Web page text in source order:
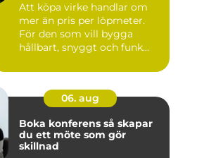
Att köpa virke handlar om
mer än pris per löpmeter.
För den som vill bygga
hållbart, snyggt och funk...
06. aug
Boka konferens så skapar
du ett möte som gör
skillnad